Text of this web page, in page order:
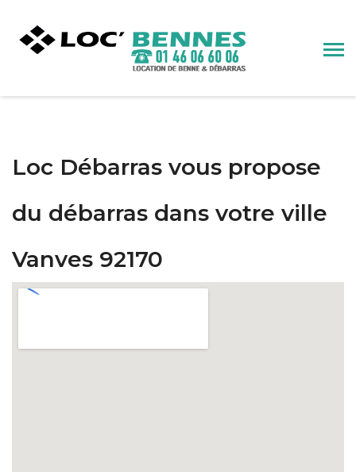
Loc Débarras vous propose
du débarras dans votre ville
Vanves 92170